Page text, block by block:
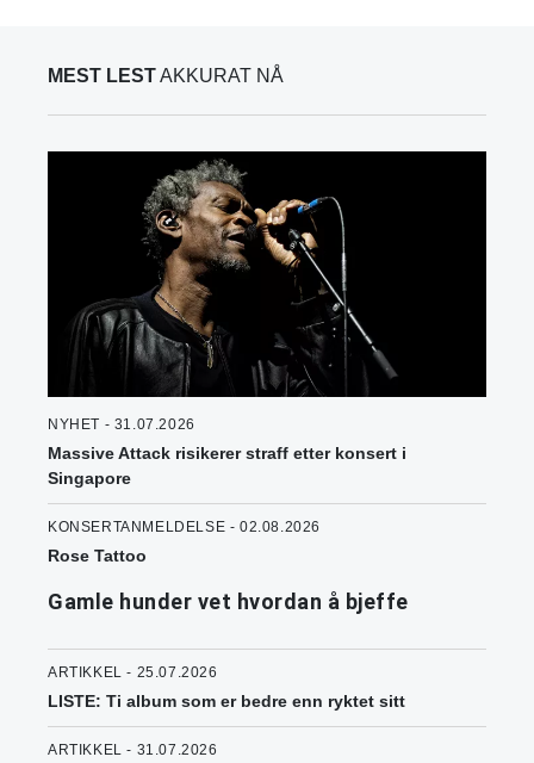
MEST LESTAKKURAT NÅ
NYHET - 31.07.2026
Massive Attack risikerer straff etter konsert i
Singapore
KONSERTANMELDELSE - 02.08.2026
Rose Tattoo
Gamle hunder vet hvordan å bjeffe
ARTIKKEL - 25.07.2026
LISTE: Ti album som er bedre enn ryktet sitt
ARTIKKEL - 31.07.2026